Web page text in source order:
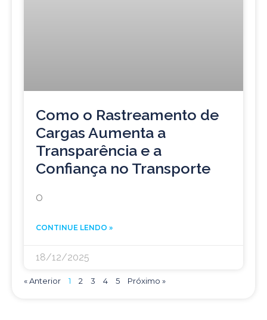
Como o Rastreamento de
Cargas Aumenta a
Transparência e a
Confiança no Transporte
O
CONTINUE LENDO »
18/12/2025
« Anterior 1 2 3 4 5 Próximo »